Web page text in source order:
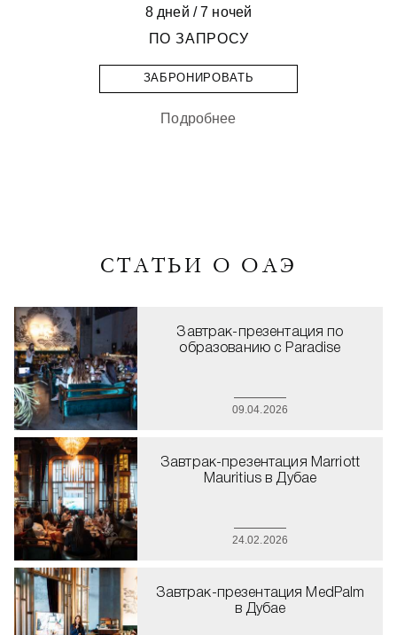
8 дней / 7 ночей
ПО ЗАПРОСУ
ЗАБРОНИРОВАТЬ
Подробнее
СТАТЬИ О ОАЭ
Завтрак-презентация по
образованию с Paradise
09.04.2026
Завтрак-презентация Marriott
Mauritius в Дубае
24.02.2026
Завтрак-презентация MedPalm
в Дубае